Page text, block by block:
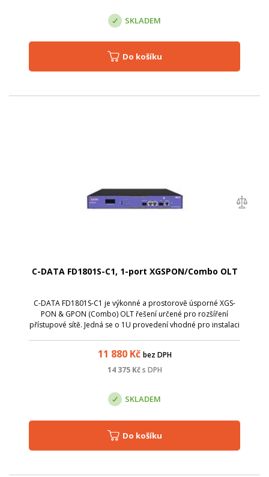
SKLADEM
Do košíku
C-DATA FD1801S-C1, 1-port XGSPON/Combo OLT
C-DATA FD1801S-C1 je výkonné a prostorově úsporné XGS-
PON & GPON (Combo) OLT řešení určené pro rozšíření
přístupové sítě. Jedná se o 1U provedení vhodné pro instalaci
11 880Kč bez DPH
14 375Kč s DPH
SKLADEM
Do košíku